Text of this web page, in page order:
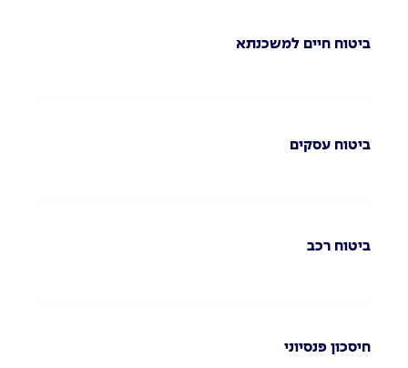
ביטוח חיים למשכנתא
ביטוח עסקים
ביטוח רכב
חיסכון פנסיוני